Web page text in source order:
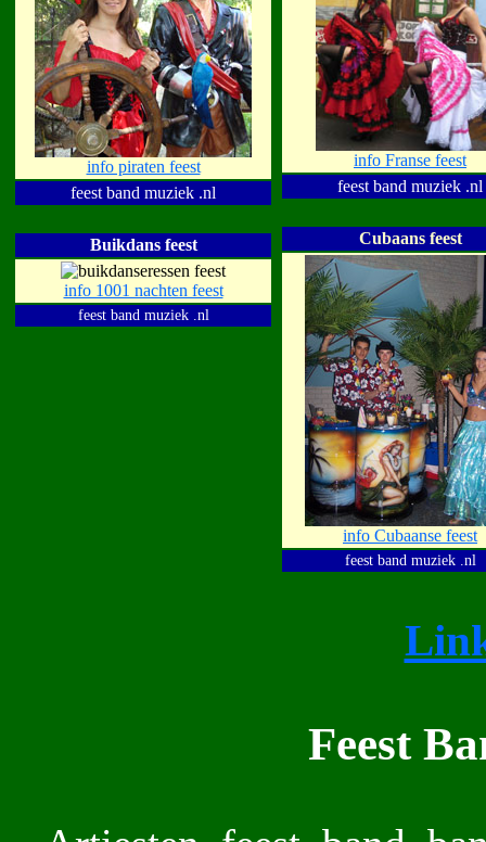
info piraten feest
feest band muziek .nl
Buikdans feest
info 1001 nachten feest
feest band muziek .nl
info Franse feest
feest band muziek .nl
Cubaans feest
info Cubaanse feest
feest band muziek .nl
Feest